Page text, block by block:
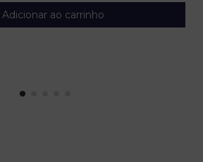
Adicionar ao carrinho